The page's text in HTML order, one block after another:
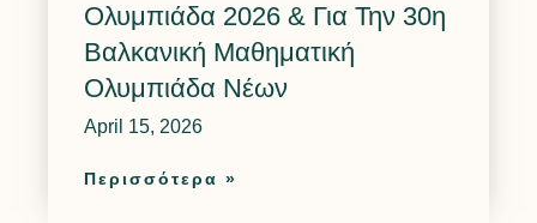
Ολυμπιάδα 2026 & Για Την 30η
Βαλκανική Μαθηματική
Ολυμπιάδα Νέων
April 15, 2026
Περισσότερα »